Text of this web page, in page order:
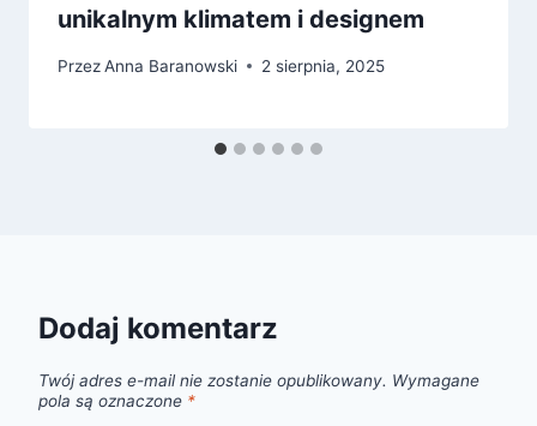
unikalnym klimatem i designem
PrzezAnna Baranowski 2 sierpnia, 2025
Dodaj komentarz
Twój adres e-mail nie zostanie opublikowany. Wymagane
pola są oznaczone *